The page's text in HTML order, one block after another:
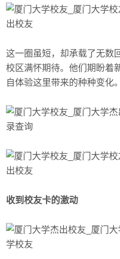
这一圈虽短，却承载了无数
校区满怀期待。他们期盼着
自体验这里带来的种种变化。
收到校友卡的激动